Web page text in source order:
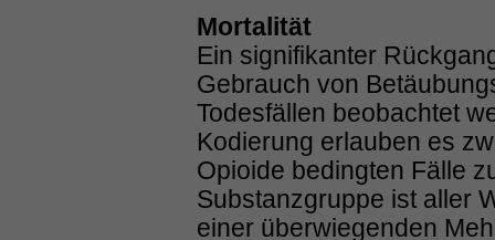
Mortalität
Ein signifikanter
Gebrauch von
Todesfällen beobachtet
Kodierung erlauben es
Opioide bedingten Fälle
Substanzgruppe ist aller
einer überwiegenden